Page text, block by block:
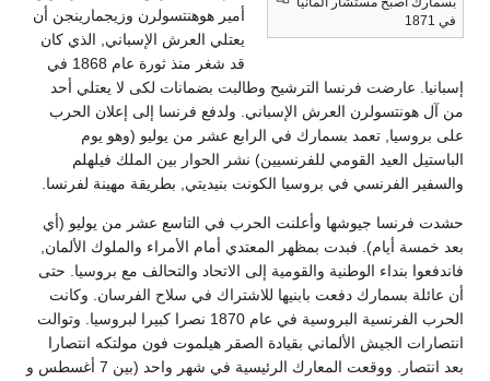
في 1871
أمير هوهنتسولرن وزيجمارينجن أن
يعتلي العرش الإسباني, الذي كان
قد شغر منذ ثورة عام 1868 في
إسبانيا. عارضت فرنسا الترشيح وطالبت بضمانات لكى لا يعتلي أحد
من آل هونتسولرن العرش الإسباني. ولدفع فرنسا إلى إعلان الحرب
على بروسيا, تعمد بسمارك في الرابع عشر من يوليو (وهو يوم
الباستيل العيد القومي للفرنسيين) نشر الحوار بين الملك فيلهلم
والسفير الفرنسي في بروسيا الكونت بنيديتي, بطريقة مهينة لفرنسا.
حشدت فرنسا جيوشها وأعلنت الحرب في التاسع عشر من يوليو (أي
بعد خمسة أيام). فبدت بمظهر المعتدي أمام الأمراء والملوك الألمان,
فاندفعوا بنداء الوطنية والقومية إلى الاتحاد والتحالف مع بروسيا. حتى
أن عائلة بسمارك دفعت بابنيها للاشتراك في سلاح الفرسان. وكانت
الحرب الفرنسية البروسية في عام 1870 نصرا كبيرا لبروسيا. وتوالت
انتصارات الجيش الألماني بقيادة الصقر هيلموت فون مولتكه انتصارا
بعد انتصار. ووقعت المعارك الرئيسية في شهر واحد (بين 7 أغسطس و